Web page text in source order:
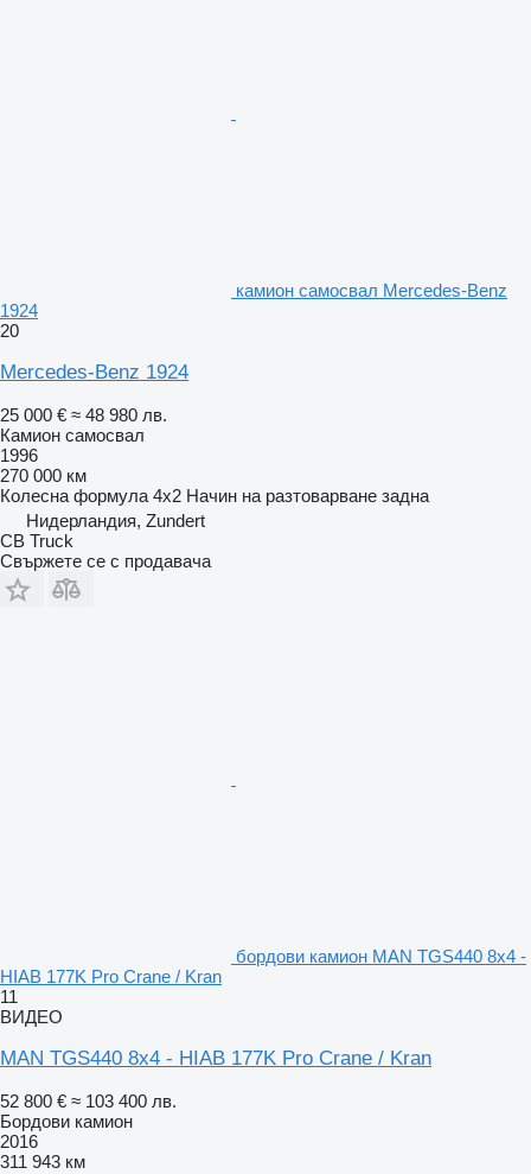
камион самосвал Mercedes-Benz
1924
20
Mercedes-Benz 1924
25 000 € ≈ 48 980 лв.
Камион самосвал
1996
270 000 км
Колесна формула 4x2 Начин на разтоварване задна
Нидерландия, Zundert
CB Truck
Свържете се с продавача
бордови камион MAN TGS440 8x4 -
HIAB 177K Pro Crane / Kran
11
ВИДЕО
MAN TGS440 8x4 - HIAB 177K Pro Crane / Kran
52 800 € ≈ 103 400 лв.
Бордови камион
2016
311 943 км